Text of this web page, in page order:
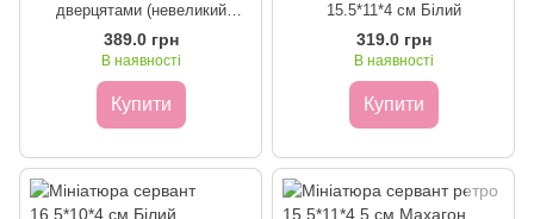
дверцятами (невеликий
нюанс) 17.5*13*4 см Махагон
389.0 грн
В наявності
Купити
15.5*11*4 см Білий
319.0 грн
В наявності
Купити